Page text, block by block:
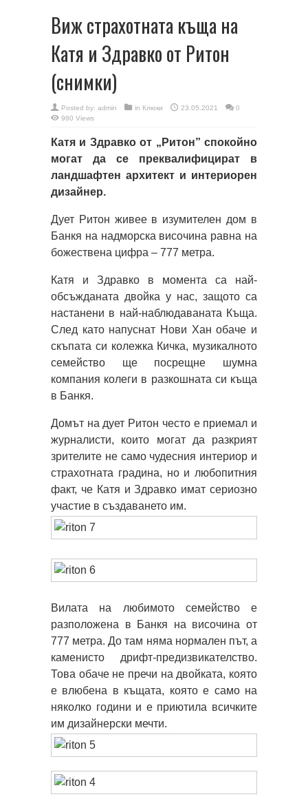
Виж страхотната къща на
Катя и Здравко от Ритон
(снимки)
Posted by: admin in Клюки 23.05.2021
0
980 Views
Катя и Здравко от „Ритон” спокойно
могат да се преквалифицират в
ландшафтен архитект и интериорен
дизайнер.
Дует Ритон живее в изумителен дом в
Банкя на надморска височина равна на
божествена цифра – 777 метра.
Катя и Здравко в момента са най-
обсъжданата двойка у нас, защото са
настанени в най-наблюдаваната Къща.
След като напуснат Нови Хан обаче и
скъпата си колежка Кичка, музикалното
семейство ще посрещне шумна
компания колеги в разкошната си къща
в Банкя.
Домът на дует Ритон често е приемал и
журналисти, които могат да разкрият
зрителите не само чудесния интериор и
страхотната градина, но и любопитния
факт, че Катя и Здравко имат сериозно
участие в създаването им.
Вилата на любимото семейство е
разположена в Банкя на височина от
777 метра. До там няма нормален път, а
каменисто дрифт-предизвикателство.
Това обаче не пречи на двойката, която
е влюбена в къщата, която е само на
няколко години и е приютила всичките
им дизайнерски мечти.